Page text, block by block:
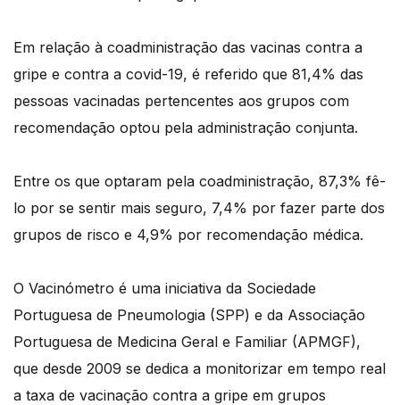
Em relação à coadministração das vacinas contra a
gripe e contra a covid-19, é referido que 81,4% das
pessoas vacinadas pertencentes aos grupos com
recomendação optou pela administração conjunta.
Entre os que optaram pela coadministração, 87,3% fê-
lo por se sentir mais seguro, 7,4% por fazer parte dos
grupos de risco e 4,9% por recomendação médica.
O Vacinómetro é uma iniciativa da Sociedade
Portuguesa de Pneumologia (SPP) e da Associação
Portuguesa de Medicina Geral e Familiar (APMGF),
que desde 2009 se dedica a monitorizar em tempo real
a taxa de vacinação contra a gripe em grupos